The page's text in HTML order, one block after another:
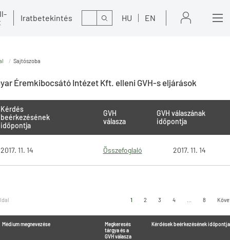
Iratbetekintés Kereső HU EN
Sajtószoba
Éremkibocsátó Intézet Kft. elleni GVH-s eljárások
Kérdés
beérkezésének
időpontja
GVH
válasza
GVH válaszának
időpontja
2017. 11. 14 Összefoglaló 2017. 11. 14
1 2 3 4 8
Megkeresés
tárgya és a
GVH válasza
Médium megnevezése Kérdések beérkezésének időpontja